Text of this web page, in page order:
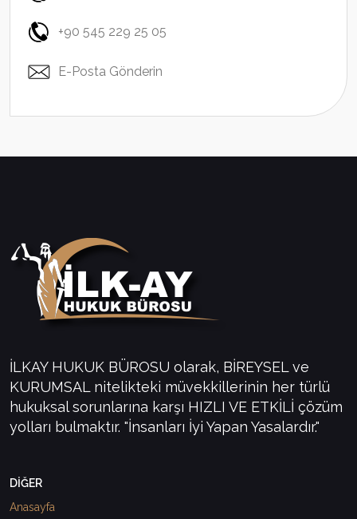
+90 545 229 25 05
E-Posta Gönderin
İLKAY HUKUK BÜROSU olarak, BİREYSEL ve
KURUMSAL nitelikteki müvekkillerinin her türlü
hukuksal sorunlarına karşı HIZLI VE ETKİLİ çözüm
yolları bulmaktır. "İnsanları İyi Yapan Yasalardır."
DİĞER
Anasayfa